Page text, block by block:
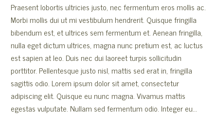
Praesent lobortis ultricies justo, nec fermentum eros mollis ac.
Morbi mollis dui ut mi vestibulum hendrerit. Quisque fringilla
bibendum est, et ultrices sem fermentum et. Aenean fringilla,
nulla eget dictum ultrices, magna nunc pretium est, ac luctus
est sapien at leo. Duis nec dui laoreet turpis sollicitudin
porttitor. Pellentesque justo nisl, mattis sed erat in, fringilla
sagittis odio. Lorem ipsum dolor sit amet, consectetur
adipiscing elit. Quisque eu nunc magna. Vivamus mattis
egestas vulputate. Nullam sed fermentum odio. Integer eu…